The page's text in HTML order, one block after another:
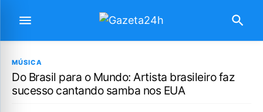
MÚSICA
Do Brasil para o Mundo: Artista brasileiro faz
sucesso cantando samba nos EUA